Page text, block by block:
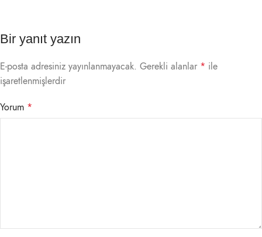
Bir yanıt yazın
E-posta adresiniz yayınlanmayacak. Gerekli alanlar * ile
işaretlenmişlerdir
Yorum *